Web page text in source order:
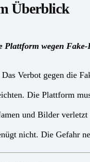
Überblick
Plattform wegen
Verbot gegen die
Die Plattform
und Bilder
nicht. Die Gefahr